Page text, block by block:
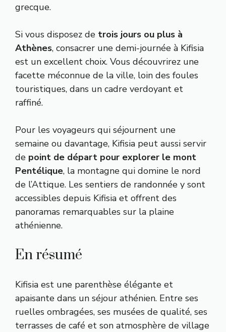
grecque.
Si vous disposez de trois jours ou plus à
Athènes, consacrer une demi-journée à Kifisia
est un excellent choix. Vous découvrirez une
facette méconnue de la ville, loin des foules
touristiques, dans un cadre verdoyant et
raffiné.
Pour les voyageurs qui séjournent une
semaine ou davantage, Kifisia peut aussi servir
de point de départ pour explorer le mont
Pentélique, la montagne qui domine le nord
de l’Attique. Les sentiers de randonnée y sont
accessibles depuis Kifisia et offrent des
panoramas remarquables sur la plaine
athénienne.
En résumé
Kifisia est une parenthèse élégante et
apaisante dans un séjour athénien. Entre ses
ruelles ombragées, ses musées de qualité, ses
terrasses de café et son atmosphère de village